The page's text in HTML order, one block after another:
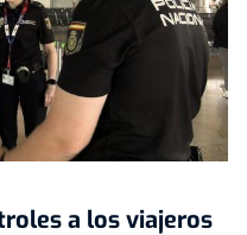
a los viajeros